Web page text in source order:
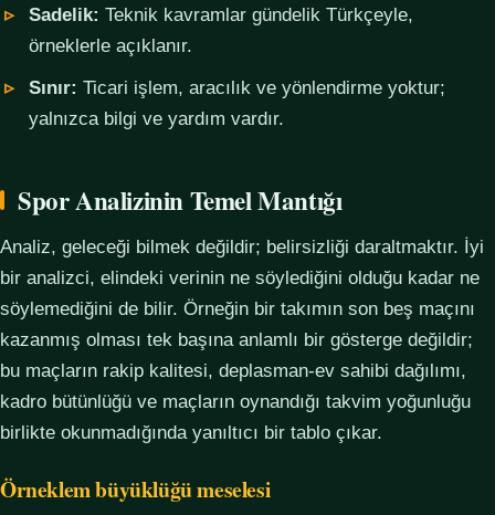
Sadelik: Teknik kavramlar gündelik Türkçeyle,
örneklerle açıklanır.
Sınır: Ticari işlem, aracılık ve yönlendirme yoktur;
yalnızca bilgi ve yardım vardır.
Spor Analizinin Temel Mantığı
Analiz, geleceği bilmek değildir; belirsizliği daraltmaktır. İyi
bir analizci, elindeki verinin ne söylediğini olduğu kadar ne
söylemediğini de bilir. Örneğin bir takımın son beş maçını
kazanmış olması tek başına anlamlı bir gösterge değildir;
bu maçların rakip kalitesi, deplasman-ev sahibi dağılımı,
kadro bütünlüğü ve maçların oynandığı takvim yoğunluğu
birlikte okunmadığında yanıltıcı bir tablo çıkar.
Örneklem büyüklüğü meselesi